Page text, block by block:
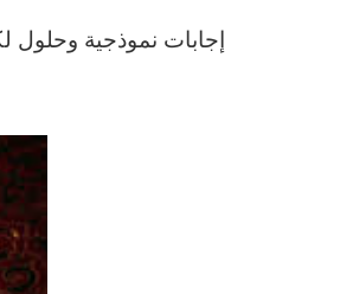
إجابات نموذجية وحلول